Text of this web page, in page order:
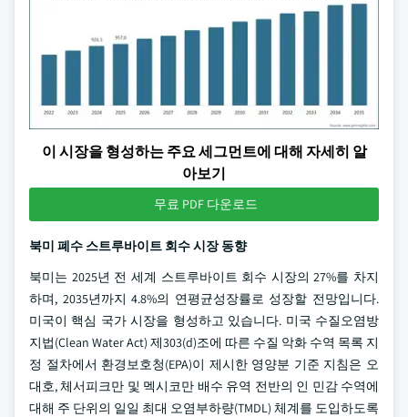
이 시장을 형성하는 주요 세그먼트에 대해 자세히 알
아보기
무료 PDF 다운로드
북미 폐수 스트루바이트 회수 시장 동향
북미는 2025년 전 세계 스트루바이트 회수 시장의 27%를 차지
하며, 2035년까지 4.8%의 연평균성장률로 성장할 전망입니다.
미국이 핵심 국가 시장을 형성하고 있습니다. 미국 수질오염방
지법(Clean Water Act) 제303(d)조에 따른 수질 악화 수역 목록 지
정 절차에서 환경보호청(EPA)이 제시한 영양분 기준 지침은 오
대호, 체서피크만 및 멕시코만 배수 유역 전반의 인 민감 수역에
대해 주 단위의 일일 최대 오염부하량(TMDL) 체계를 도입하도록